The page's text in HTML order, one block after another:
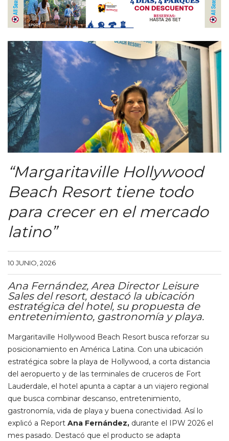
“Margaritaville Hollywood
Beach Resort tiene todo
para crecer en el mercado
latino”
10 JUNIO, 2026
Ana Fernández, Area Director Leisure
Sales del resort, destacó la ubicación
estratégica del hotel, su propuesta de
entretenimiento, gastronomía y playa.
Margaritaville Hollywood Beach Resort busca reforzar su
posicionamiento en América Latina. Con una ubicación
estratégica sobre la playa de Hollywood, a corta distancia
del aeropuerto y de las terminales de cruceros de Fort
Lauderdale, el hotel apunta a captar a un viajero regional
que busca combinar descanso, entretenimiento,
gastronomía, vida de playa y buena conectividad. Así lo
explicó a Report Ana Fernández, durante el IPW 2026 el
mes pasado. Destacó que el producto se adapta